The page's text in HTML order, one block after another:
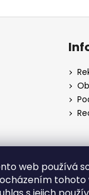
web používá
tohoto